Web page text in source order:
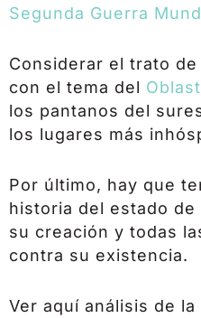
Segunda Guerra
Considerar el trato
con el tema del
los pantanos del
los lugares más
Por último, hay que
historia del estado
su creación y todas
contra su existencia.
Ver aquí análisis de